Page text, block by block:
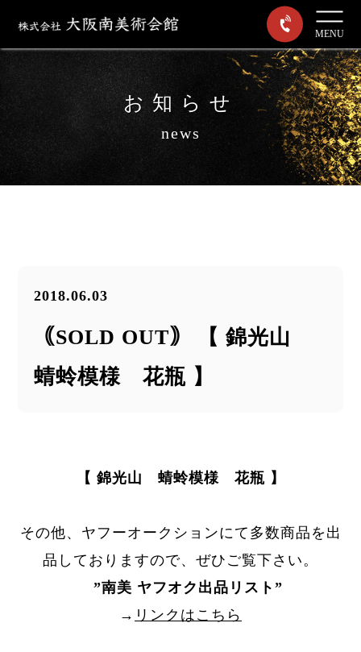
MENU
お知らせ
news
2018.06.03
｟SOLD OUT｠ 【 錦光山
蜻蛉模様 花瓶 】
【 錦光山 蜻蛉模様 花瓶 】
その他、ヤフーオークションにて多数商品を出
品しておりますので、ぜひご覧下さい。
”南美 ヤフオク出品リスト ”
→ リンクはこちら